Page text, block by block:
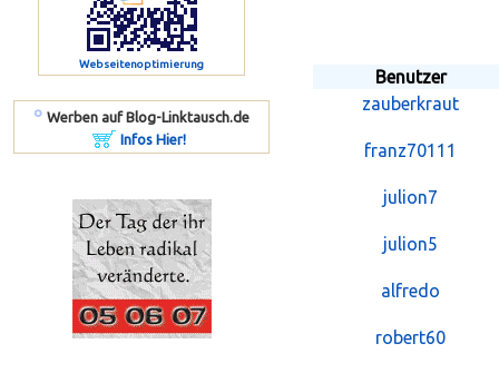
Webseitenoptimierung
º Werben auf Blog-Linktausch.de
Infos Hier!
Benutzer
zauberkraut
franz70111
julion7
julion5
alfredo
robert60